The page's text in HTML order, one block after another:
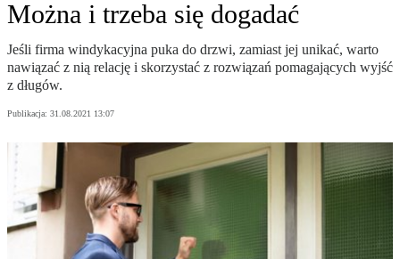
Można i trzeba się dogadać
Jeśli firma windykacyjna puka do drzwi, zamiast jej unikać, warto
nawiązać z nią relację i skorzystać z rozwiązań pomagających wyjść
z długów.
Publikacja: 31.08.2021 13:07